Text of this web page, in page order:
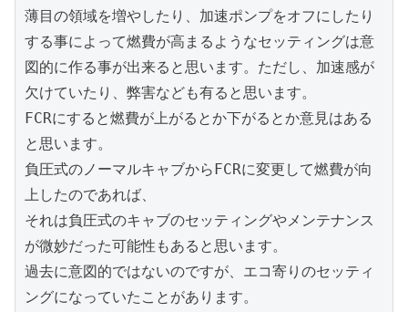
薄目の領域を増やしたり、加速ポンプをオフにしたり
する事によって燃費が高まるようなセッティングは意
図的に作る事が出来ると思います。ただし、加速感が
欠けていたり、弊害なども有ると思います。
FCRにすると燃費が上がるとか下がるとか意見はある
と思います。
負圧式のノーマルキャブからFCRに変更して燃費が向
上したのであれば、
それは負圧式のキャブのセッティングやメンテナンス
が微妙だった可能性もあると思います。
過去に意図的ではないのですが、エコ寄りのセッティ
ングになっていたことがあります。